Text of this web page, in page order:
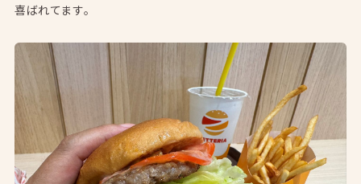
喜ばれてます。